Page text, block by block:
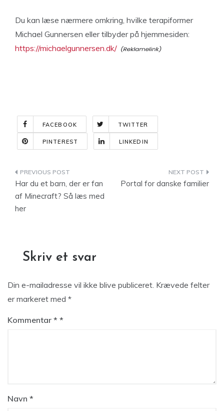
Du kan læse nærmere omkring, hvilke terapiformer
Michael Gunnersen eller tilbyder på hjemmesiden:
https://michaelgunnersen.dk/
FACEBOOK TWITTER
PINTEREST LINKEDIN
Indlægsnavigation
Har du et barn, der er fan
af Minecraft? Så læs med
her
Portal for danske familier
Skriv et svar
Din e-mailadresse vil ikke blive publiceret. Krævede felter
er markeret med *
Kommentar *
Navn *